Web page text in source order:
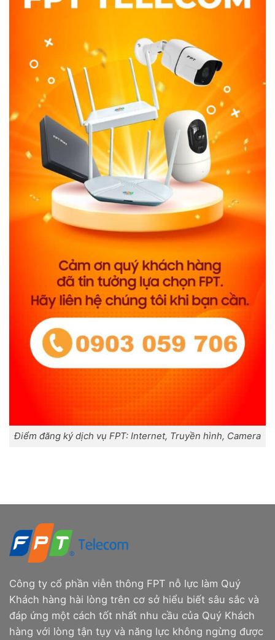
Điểm đăng ký dịch vụ FPT: Internet, Truyền hình, Camera
Công ty cổ phần viễn thông FPT nỗ lực làm Quý
Khách hàng hài lòng trên cơ sở hiểu biết sâu sắc và
đáp ứng một cách tốt nhất nhu cầu của Quý Khách
hàng với lòng tận tụy và năng lực không ngừng được